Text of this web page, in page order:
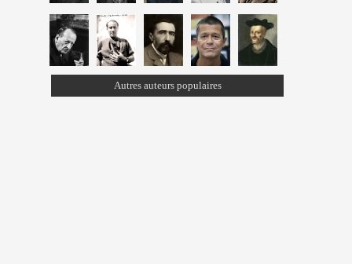
Autres auteurs populaires